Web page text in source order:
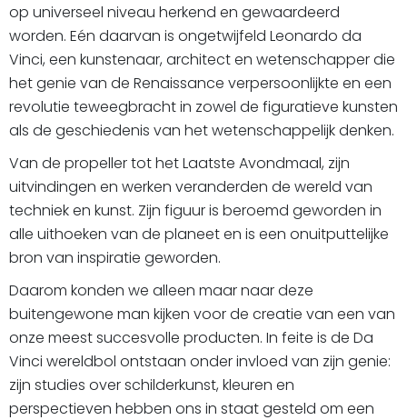
op universeel niveau herkend en gewaardeerd
worden. Eén daarvan is ongetwijfeld Leonardo da
Vinci, een kunstenaar, architect en wetenschapper die
het genie van de Renaissance verpersoonlijkte en een
revolutie teweegbracht in zowel de figuratieve kunsten
als de geschiedenis van het wetenschappelijk denken.
Van de propeller tot het Laatste Avondmaal, zijn
uitvindingen en werken veranderden de wereld van
techniek en kunst. Zijn figuur is beroemd geworden in
alle uithoeken van de planeet en is een onuitputtelijke
bron van inspiratie geworden.
Daarom konden we alleen maar naar deze
buitengewone man kijken voor de creatie van een van
onze meest succesvolle producten. In feite is de Da
Vinci wereldbol ontstaan onder invloed van zijn genie:
zijn studies over schilderkunst, kleuren en
perspectieven hebben ons in staat gesteld om een